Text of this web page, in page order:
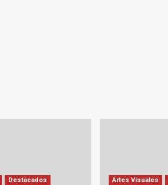
Destacados Artes Visuales